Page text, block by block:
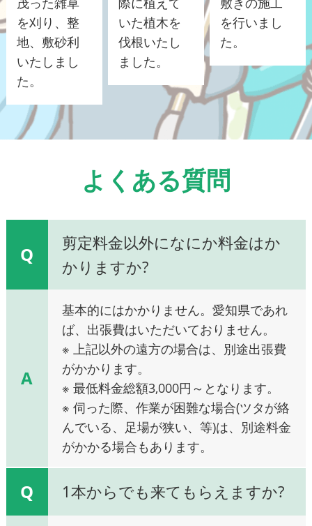
を刈り、整
地、敷砂利
いたしまし
た。
いた植木を
伐根いたし
ました。
を行いまし
た。
よくある質問
Q
剪定料金以外になにか料金はか
かりますか?
A
基本的にはかかりません。愛知県であれ
ば、出張費はいただいておりません。
※ 上記以外の遠方の場合は、別途出張費
がかかります。
※ 最低料金総額3,000円～となります。
※ 伺った際、作業が困難な場合(ツタが絡
んでいる、足場が狭い、等)は、別途料金
がかかる場合もあります。
Q 1本からでも来てもらえますか?